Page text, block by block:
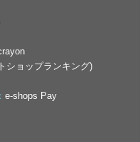
ショップランキング)
e-shops Pay